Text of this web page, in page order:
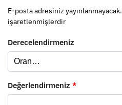
E-posta adresiniz yayınlanmayacak.
işaretlenmişlerdir
Derecelendirmeniz
Değerlendirmeniz *